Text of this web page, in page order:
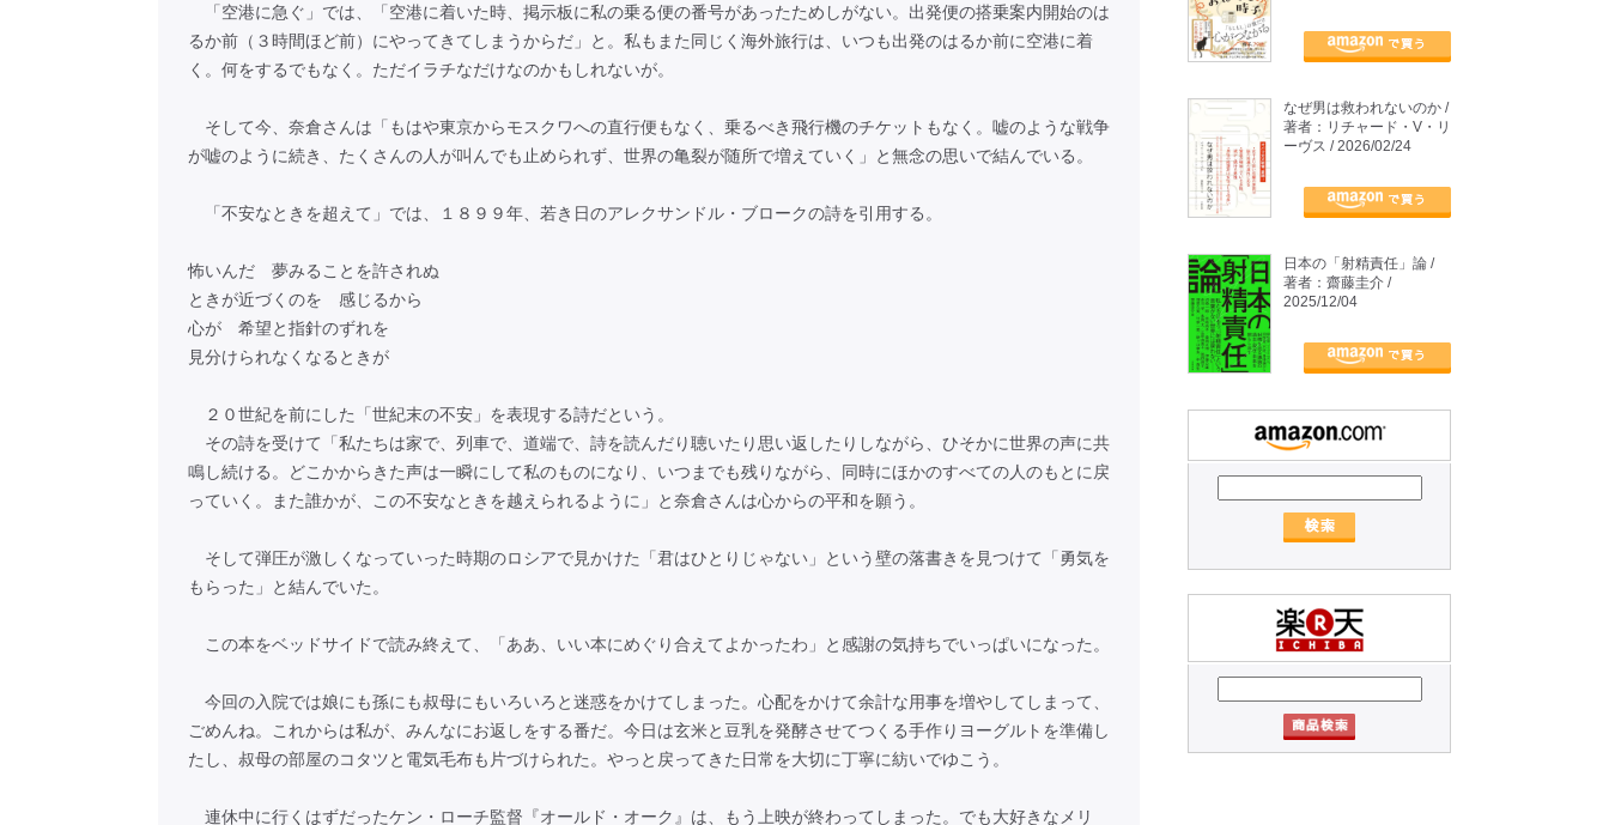
「空港に急ぐ」では、「空港に着いた時、掲示板に私の乗る便の番号があったためしがない。出発便の搭乗案内開始のは
るか前（３時間ほど前）にやってきてしまうからだ」と。私もまた同じく海外旅行は、いつも出発のはるか前に空港に着
く。何をするでもなく。ただイラチなだけなのかもしれないが。
そして今、奈倉さんは「もはや東京からモスクワへの直行便もなく、乗るべき飛行機のチケットもなく。嘘のような戦争
が嘘のように続き、たくさんの人が叫んでも止められず、世界の亀裂が随所で増えていく」と無念の思いで結んでいる。
「不安なときを超えて」では、１８９９年、若き日のアレクサンドル・ブロークの詩を引用する。
怖いんだ 夢みることを許されぬ
ときが近づくのを 感じるから
心が 希望と指針のずれを
見分けられなくなるときが
２０世紀を前にした「世紀末の不安」を表現する詩だという。
その詩を受けて「私たちは家で、列車で、道端で、詩を読んだり聴いたり思い返したりしながら、ひそかに世界の声に共
鳴し続ける。どこかからきた声は一瞬にして私のものになり、いつまでも残りながら、同時にほかのすべての人のもとに戻
っていく。また誰かが、この不安なときを越えられるように」と奈倉さんは心からの平和を願う。
そして弾圧が激しくなっていった時期のロシアで見かけた「君はひとりじゃない」という壁の落書きを見つけて「勇気を
もらった」と結んでいた。
この本をベッドサイドで読み終えて、「ああ、いい本にめぐり合えてよかったわ」と感謝の気持ちでいっぱいになった。
今回の入院では娘にも孫にも叔母にもいろいろと迷惑をかけてしまった。心配をかけて余計な用事を増やしてしまって、
ごめんね。これからは私が、みんなにお返しをする番だ。今日は玄米と豆乳を発酵させてつくる手作りヨーグルトを準備し
たし、叔母の部屋のコタツと電気毛布も片づけられた。やっと戻ってきた日常を大切に丁寧に紡いでゆこう。
連休中に行くはずだったケン・ローチ監督『オールド・オーク』は、もう上映が終わってしまった。でも大好きなメリ
なぜ男は救われないのか /
著者：リチャード・V・リ
ーヴス / 2026/02/24
日本の「射精責任」論 /
著者：齋藤圭介 /
2025/12/04